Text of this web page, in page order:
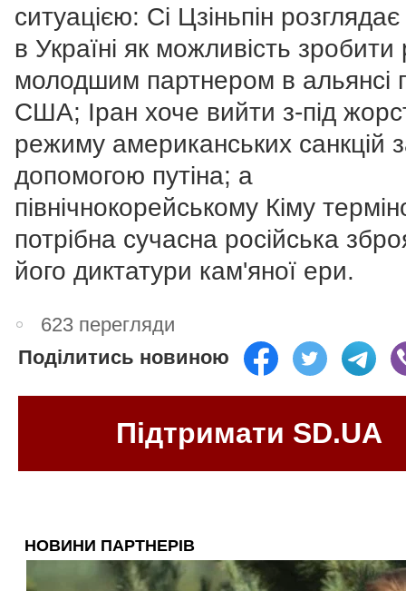
ситуацією: Сі Цзіньпін розглядає
в Україні як можливість зробити
молодшим партнером в альянсі
США; Іран хоче вийти з-під
режиму американських санкцій
допомогою путіна; а
північнокорейському Кіму
потрібна сучасна російська
його диктатури кам'яної ери.
623 перегляди
Поділитись новиною
Підтримати SD.UA